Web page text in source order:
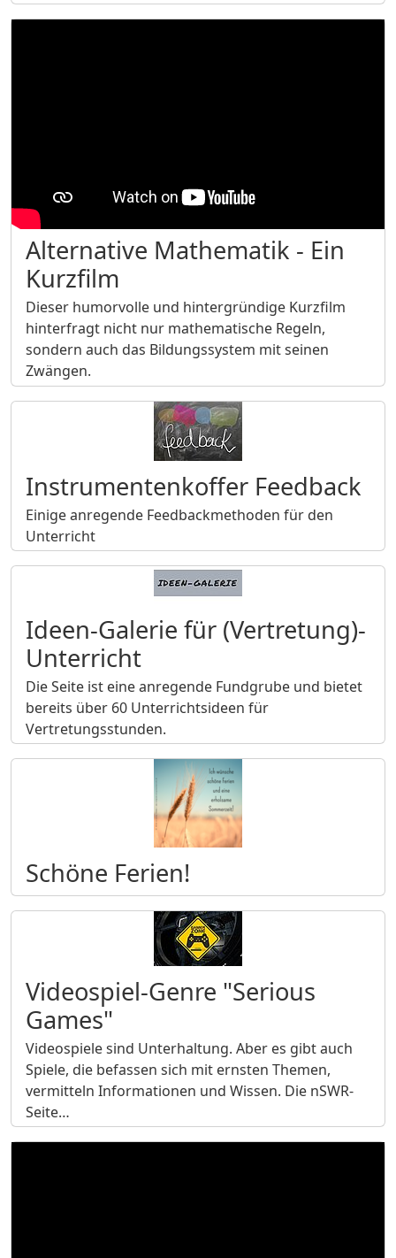
Alternative Mathematik - Ein
Kurzfilm
Dieser humorvolle und hintergründige Kurzfilm
hinterfragt nicht nur mathematische Regeln,
sondern auch das Bildungssystem mit seinen
Zwängen.
Instrumentenkoffer Feedback
Einige anregende Feedbackmethoden für den
Unterricht
Ideen-Galerie für (Vertretung)-
Unterricht
Die Seite ist eine anregende Fundgrube und bietet
bereits über 60 Unterrichtsideen für
Vertretungsstunden.
Schöne Ferien!
Videospiel-Genre "Serious
Games"
Videospiele sind Unterhaltung. Aber es gibt auch
Spiele, die befassen sich mit ernsten Themen,
vermitteln Informationen und Wissen. Die nSWR-
Seite…